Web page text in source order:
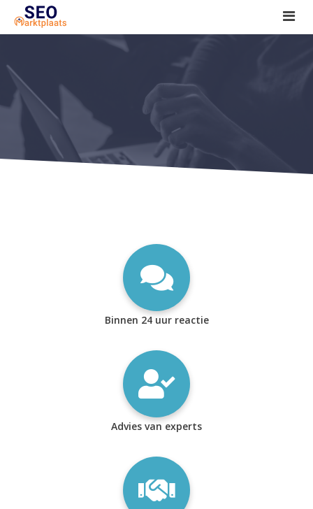
SEO tools reviews
Marketeer bij jou in de buurt?
Offerte
1. Seo voor beginners +
2. Onderzoeken +
Binnen 24 uur reactie
Advies van experts